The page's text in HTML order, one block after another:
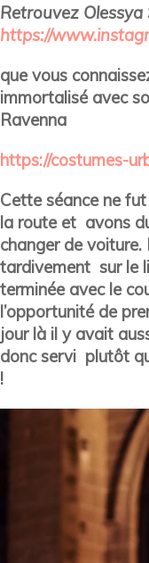
Retrouvez
https://
que vous
immortalisé avec
Ravenna
https://costumes-
Cette séance ne
la route et avons
changer de
tardivement sur le
terminée avec le
l’opportunité de
jour là il y avait
donc servi plutôt
!